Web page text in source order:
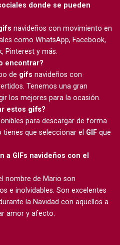
donde se pueden
navideños con movimiento en
como WhatsApp, Facebook,
Pinterest y más.
encontrar?
de gifs navideños con
Tenemos una gran
los mejores para la ocasión.
estos gifs?
para descargar de forma
tienes que seleccionar el GIF que
a GIFs navideños con el
nombre de Mario son
e inolvidables. Son excelentes
la Navidad con aquellos a
amor y afecto.